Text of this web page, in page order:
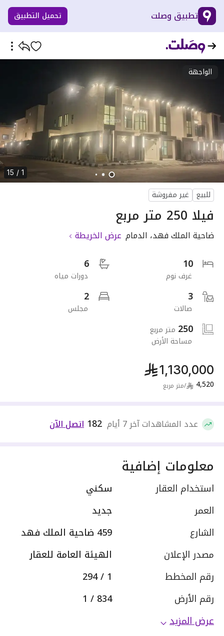
تطبيق وصلت تحميل التطبيق
الواجهة
1 / 15
للبيع غير مفروشة
فيلا 250 متر مربع
ضاحية الملك فهد، الدمام عرض الخريطة
10
غرف نوم
6
دورات مياه
3
صالات
2
مجلس
250 متر مربع
مساحة الأرض
1,130,000
4,520
/متر مربع
عدد المشاهدات آخر 7 أيام 182 اتصل الآن
معلومات إضافية
استخدام العقار
سكني
العمر
جديد
الشارع
459 ضاحية الملك فهد
مصدر الإعلان
الهيئة العامة للعقار
رقم المخطط
1 / 294
رقم الأرض
834 / 1
عرض المزيد